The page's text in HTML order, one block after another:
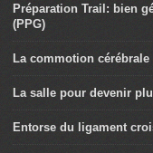
Préparation Trail: bien
(PPG)
La commotion
La salle pour devenir
Entorse du ligament